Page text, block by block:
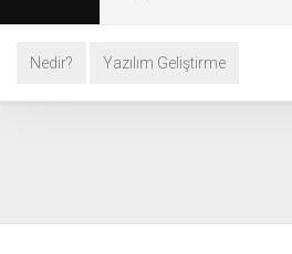
Nedir? Yazılım Geliştirme